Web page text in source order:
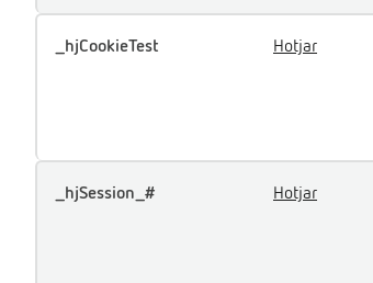
_hjCookieTest Hotjar
_hjSession_# Hotjar